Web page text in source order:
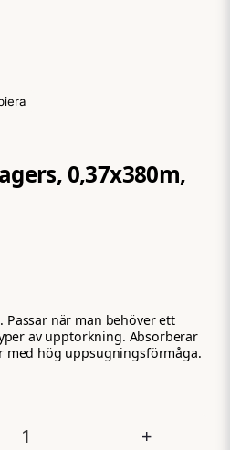
0,37x380m,
Passar när man behöver ett
av upptorkning. Absorberar
med hög uppsugningsförmåga.
+